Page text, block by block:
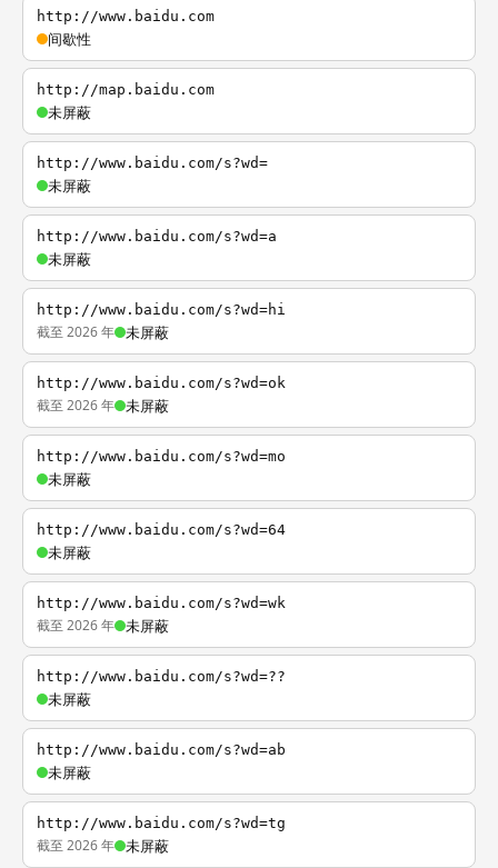
http://www.baidu.com
间歇性
http://map.baidu.com
未屏蔽
http://www.baidu.com/s?wd=
未屏蔽
http://www.baidu.com/s?wd=a
未屏蔽
http://www.baidu.com/s?wd=hi
截至 2026 年 未屏蔽
http://www.baidu.com/s?wd=ok
截至 2026 年 未屏蔽
http://www.baidu.com/s?wd=mo
未屏蔽
http://www.baidu.com/s?wd=64
未屏蔽
http://www.baidu.com/s?wd=wk
截至 2026 年 未屏蔽
http://www.baidu.com/s?wd=??
未屏蔽
http://www.baidu.com/s?wd=ab
未屏蔽
http://www.baidu.com/s?wd=tg
截至 2026 年 未屏蔽